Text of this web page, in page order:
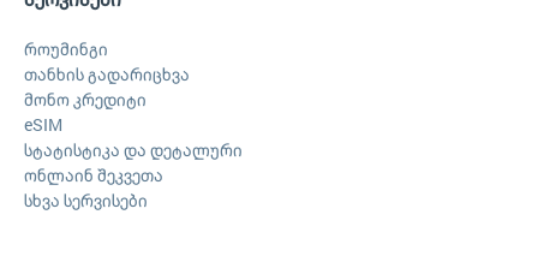
როუმინგი
თანხის გადარიცხვა
მონო კრედიტი
eSIM
სტატისტიკა და დეტალური
ონლაინ შეკვეთა
სხვა სერვისები